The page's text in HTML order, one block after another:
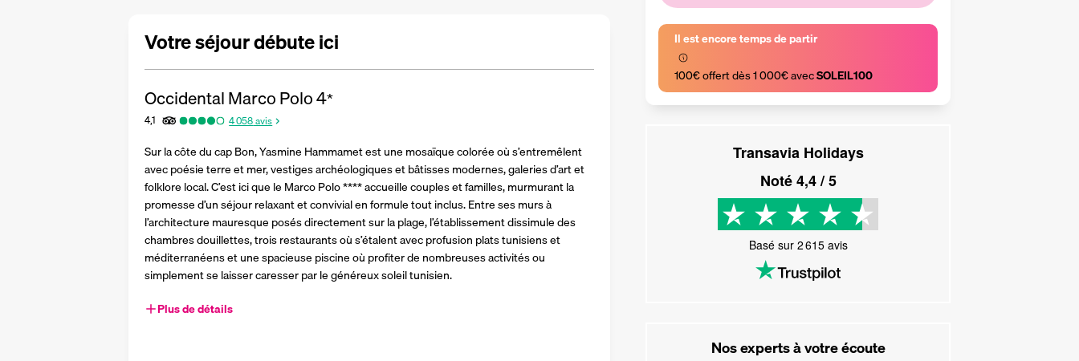
Il est encore temps de partir
100€ offert dès 1 000€ avec SOLEIL100
Transavia Holidays
Noté4,4/ 5
Basé sur 2 615avis
Nos experts à votre écoute
Votre séjour débute ici
Occidental Marco Polo4*
4,1 4 058avis
Sur la côte du cap Bon, Yasmine Hammamet est une mosaïque colorée où s’entremêlent
avec poésie terre et mer, vestiges archéologiques et bâtisses modernes, galeries d’art et
folklore local. C’est ici que le Marco Polo **** accueille couples et familles, murmurant la
promesse d’un séjour relaxant et convivial en formule tout inclus. Entre ses murs à
l’architecture mauresque posés directement sur la plage, l’établissement dissimule des
chambres douillettes, trois restaurants où s’étalent avec profusion plats tunisiens et
méditerranéens et une spacieuse piscine où profiter de nombreuses activités ou
simplement se laisser caresser par le généreux soleil tunisien.
Plus de détails